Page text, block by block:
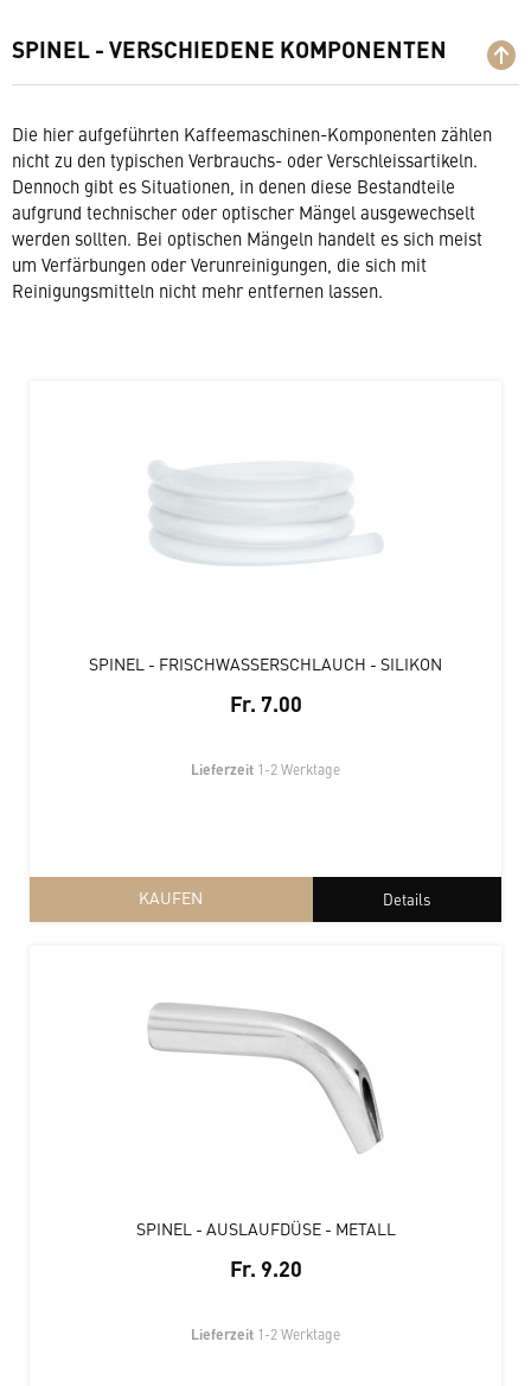
SPINEL - VERSCHIEDENE KOMPONENTEN
Die hier aufgeführten Kaffeemaschinen-Komponenten zählen
nicht zu den typischen Verbrauchs- oder Verschleissartikeln.
Dennoch gibt es Situationen, in denen diese Bestandteile
aufgrund technischer oder optischer Mängel ausgewechselt
werden sollten. Bei optischen Mängeln handelt es sich meist
um Verfärbungen oder Verunreinigungen, die sich mit
Reinigungsmitteln nicht mehr entfernen lassen.
SPINEL - FRISCHWASSERSCHLAUCH - SILIKON
Fr. 7.00
Lieferzeit 1-2 Werktage
Details
KAUFEN
SPINEL - AUSLAUFDÜSE - METALL
Fr. 9.20
Lieferzeit 1-2 Werktage